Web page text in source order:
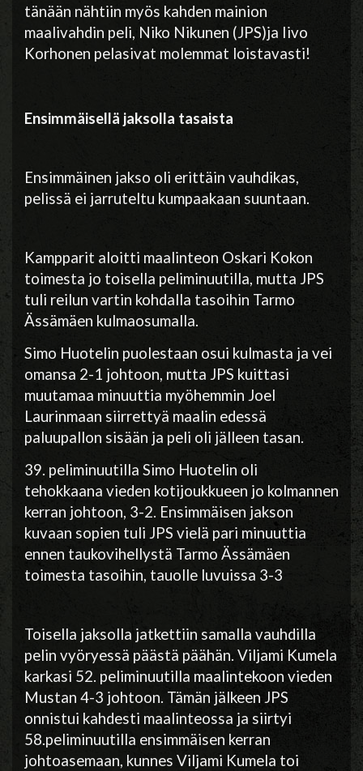
tänään nähtiin myös kahden mainion
maalivahdin peli, Niko Nikunen (JPS)ja Iivo
Korhonen pelasivat molemmat loistavasti!
Ensimmäisellä jaksolla tasaista
Ensimmäinen jakso oli erittäin vauhdikas,
pelissä ei jarruteltu kumpaakaan suuntaan.
Kampparit aloitti maalinteon Oskari Kokon
toimesta jo toisella peliminuutilla, mutta JPS
tuli reilun vartin kohdalla tasoihin Tarmo
Ässämäen kulmaosumalla.
Simo Huotelin puolestaan osui kulmasta ja vei
omansa 2-1 johtoon, mutta JPS kuittasi
muutamaa minuuttia myöhemmin Joel
Laurinmaan siirrettyä maalin edessä
paluupallon sisään ja peli oli jälleen tasan.
39. peliminuutilla Simo Huotelin oli
tehokkaana vieden kotijoukkueen jo kolmannen
kerran johtoon, 3-2. Ensimmäisen jakson
kuvaan sopien tuli JPS vielä pari minuuttia
ennen taukovihellystä Tarmo Ässämäen
toimesta tasoihin, tauolle luvuissa 3-3
Toisella jaksolla jatkettiin samalla vauhdilla
pelin vyöryessä päästä päähän. Viljami Kumela
karkasi 52. peliminuutilla maalintekoon vieden
Mustan 4-3 johtoon. Tämän jälkeen JPS
onnistui kahdesti maalinteossa ja siirtyi
58.peliminuutilla ensimmäisen kerran
johtoasemaan, kunnes Viljami Kumela toi